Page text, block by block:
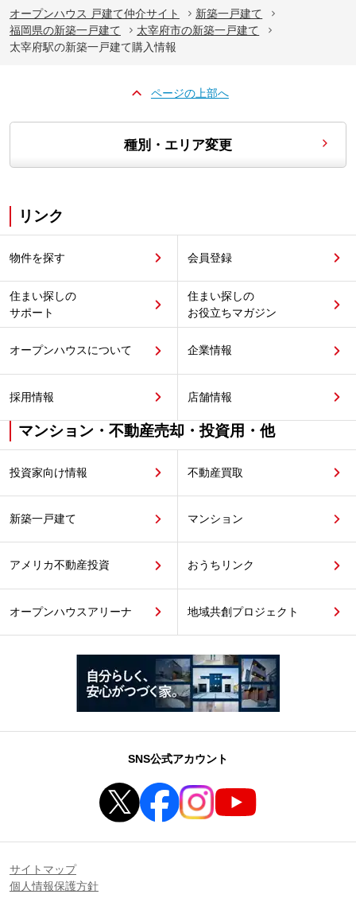
オープンハウス 戸建て仲介サイト
新築一戸建て
福岡県の新築一戸建て
太宰府市の新築一戸建て
太宰府駅の新築一戸建て購入情報
ページの上部へ
種別・エリア変更
リンク
物件を探す 会員登録
住まい探しの
サポート
住まい探しの
お役立ちマガジン
オープンハウスについて 企業情報
採用情報 店舗情報
マンション・不動産売却・投資用・他
投資家向け情報 不動産買取
新築一戸建て マンション
アメリカ不動産投資 おうちリンク
オープンハウスアリーナ 地域共創プロジェクト
SNS公式アカウント
サイトマップ
個人情報保護方針